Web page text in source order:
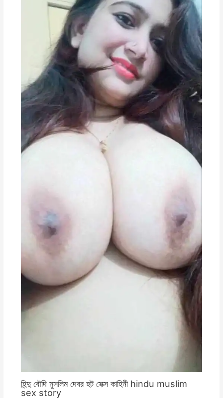
হিন্দু বৌদি মুসলিম দেবর হট সেক্স কাহিনী hindu muslim
sex story